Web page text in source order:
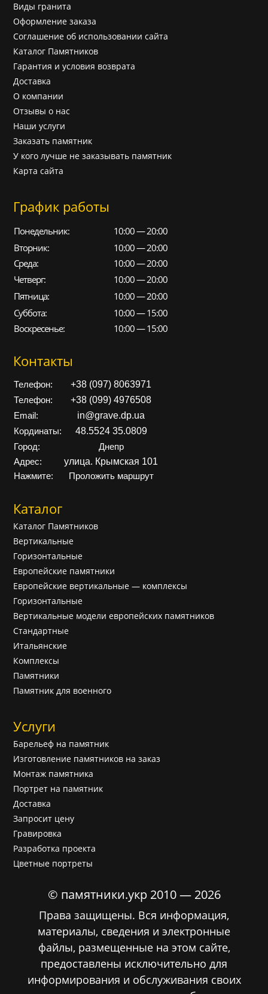
Виды гранита
Оформление заказа
Соглашение об использовании сайта
Каталог Памятников
Гарантия и условия возврата
Доставка
О компании
Отзывы о нас
Наши услуги
Заказать памятник
У кого лучше не заказывать памятник
Карта сайта
График работы
Понедельник:
10:00 — 20:00
Вторник:
10:00 — 20:00
Среда:
10:00 — 20:00
Четверг:
10:00 — 20:00
Пятница:
10:00 — 20:00
Суббота:
10:00 — 15:00
Воскресенье:
10:00 — 15:00
Контакты
Телефон: +38 (097) 8063971
Телефон: +38 (099) 4976508
Email: in@grave.dp.ua
Кординаты: 48.5524 35.0809
Город:
Днепр
Адрес:
улица. Крымская 101
Нажмите: Проложить маршрут
Каталог
Каталог Памятников
Вертикальные
Горизонтальные
Европейские памятники
Европейские вертикальные — комплексы
Горизонтальные
Вертикальные модели европейских памятников
Cтандартные
Итальянские
Комплексы
Памятники
Памятник для военного
Услуги
Барельеф на памятник
Изготовление памятников на заказ
Монтаж памятника
Портрет на памятник
Доставка
Запросит цену
Гравировка
Разработка проекта
Цветные портреты
© памятники.укр 2010 — 2026
Права защищены. Вся информация,
материалы, сведения и электронные
файлы, размещенные на этом сайте,
предоставлены исключительно для
информирования и обслуживания своих